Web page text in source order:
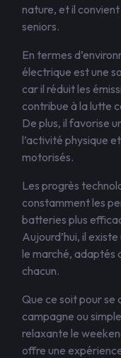
nature, et il
seniors.
En termes
électrique est une
car il réduit les
contribue à la lutte
De plus, il favorise
l’activité physique
motorisés.
Les progrès
constamment les
batteries plus
Aujourd’hui, il
le marché, adaptés
chacun.
Que ce soit pour se
campagne ou
relaxante le
offre une